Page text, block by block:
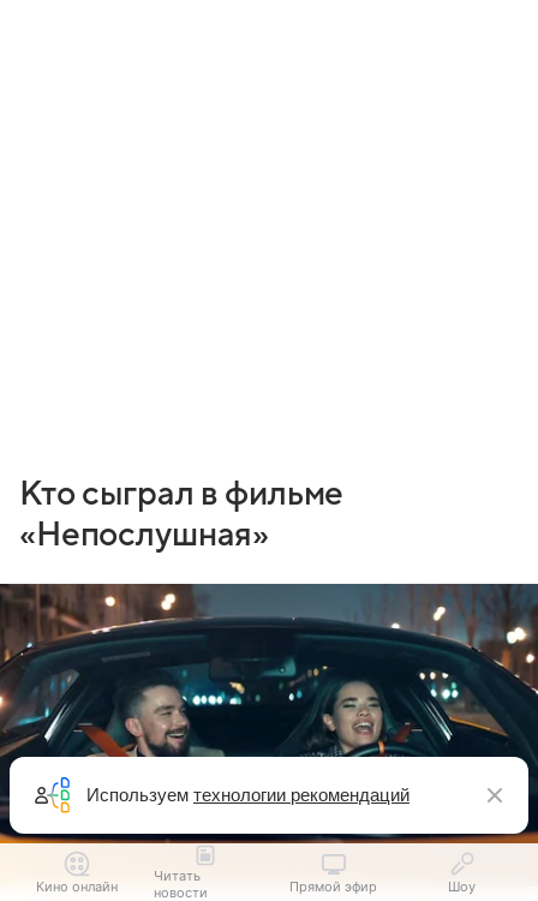
Кто сыграл в фильме
«Непослушная»
Кино онлайн
Читать
новости
Прямой эфир Шоу
Используем технологии рекомендаций